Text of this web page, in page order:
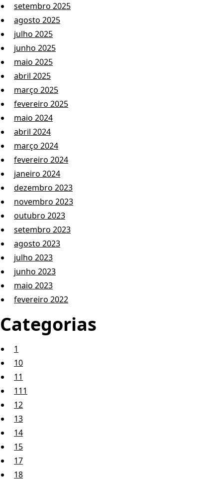
setembro 2025
agosto 2025
julho 2025
junho 2025
maio 2025
abril 2025
março 2025
fevereiro 2025
maio 2024
abril 2024
março 2024
fevereiro 2024
janeiro 2024
dezembro 2023
novembro 2023
outubro 2023
setembro 2023
agosto 2023
julho 2023
junho 2023
maio 2023
fevereiro 2022
Categorias
1
10
11
111
12
13
14
15
17
18